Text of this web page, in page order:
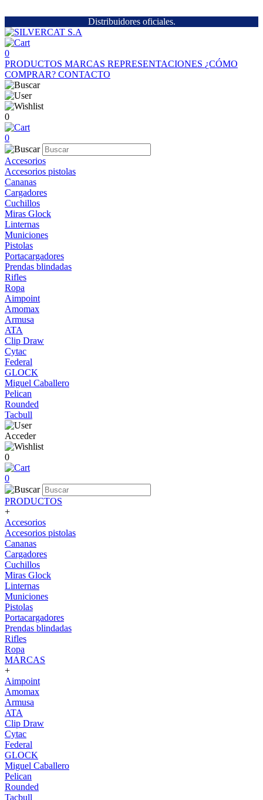
Distribuidores oficiales.
0
PRODUCTOS MARCAS REPRESENTACIONES ¿CÓMO
COMPRAR? CONTACTO
0
0
Accesorios
Accesorios pistolas
Cananas
Cargadores
Cuchillos
Miras Glock
Linternas
Municiones
Pistolas
Portacargadores
Prendas blindadas
Rifles
Ropa
Aimpoint
Amomax
Armusa
ATA
Clip Draw
Cytac
Federal
GLOCK
Miguel Caballero
Pelican
Rounded
Tacbull
Acceder
0
0
PRODUCTOS
+
Accesorios
Accesorios pistolas
Cananas
Cargadores
Cuchillos
Miras Glock
Linternas
Municiones
Pistolas
Portacargadores
Prendas blindadas
Rifles
Ropa
MARCAS
+
Aimpoint
Amomax
Armusa
ATA
Clip Draw
Cytac
Federal
GLOCK
Miguel Caballero
Pelican
Rounded
Tacbull